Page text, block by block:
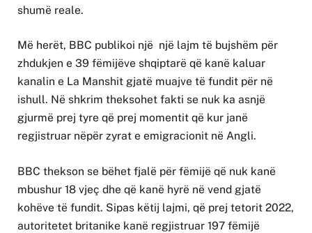
shumë reale.
Më herët, BBC publikoi një një lajm të bujshëm për
zhdukjen e 39 fëmijëve shqiptarë që kanë kaluar
kanalin e La Manshit gjatë muajve të fundit për në
ishull. Në shkrim theksohet fakti se nuk ka asnjë
gjurmë prej tyre që prej momentit që kur janë
regjistruar nëpër zyrat e emigracionit në Angli.
BBC thekson se bëhet fjalë për fëmijë që nuk kanë
mbushur 18 vjeç dhe që kanë hyrë në vend gjatë
kohëve të fundit. Sipas këtij lajmi, që prej tetorit 2022,
autoritetet britanike kanë regjistruar 197 fëmijë